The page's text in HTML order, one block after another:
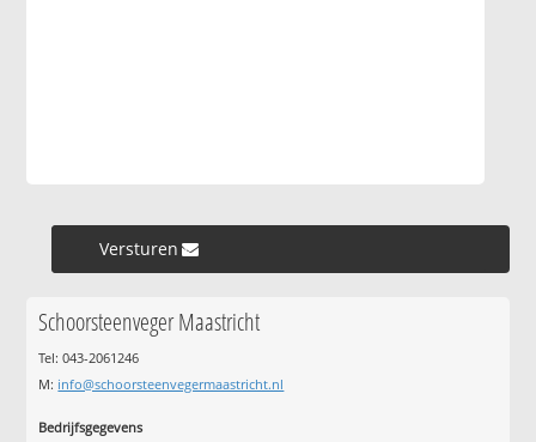
Versturen »
Schoorsteenveger Maastricht
Tel: 043-2061246
M: info@schoorsteenvegermaastricht.nl
Bedrijfsgegevens